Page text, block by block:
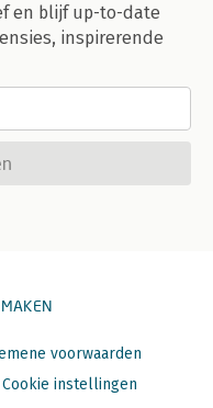
en blijf up-to-date
inspirerende
voorwaarden
Cookie instellingen